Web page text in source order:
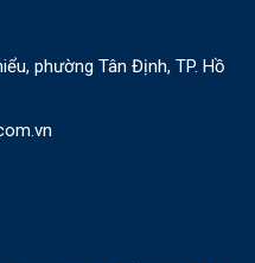
phường Tân Định, TP. Hồ